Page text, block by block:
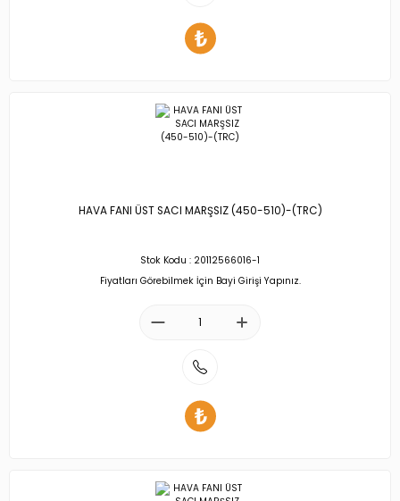
HAVA FANI ÜST SACI MARŞSIZ (450-510)-(TRC)
Stok Kodu : 20112566016-1
Fiyatları Görebilmek İçin Bayi Girişi Yapınız.